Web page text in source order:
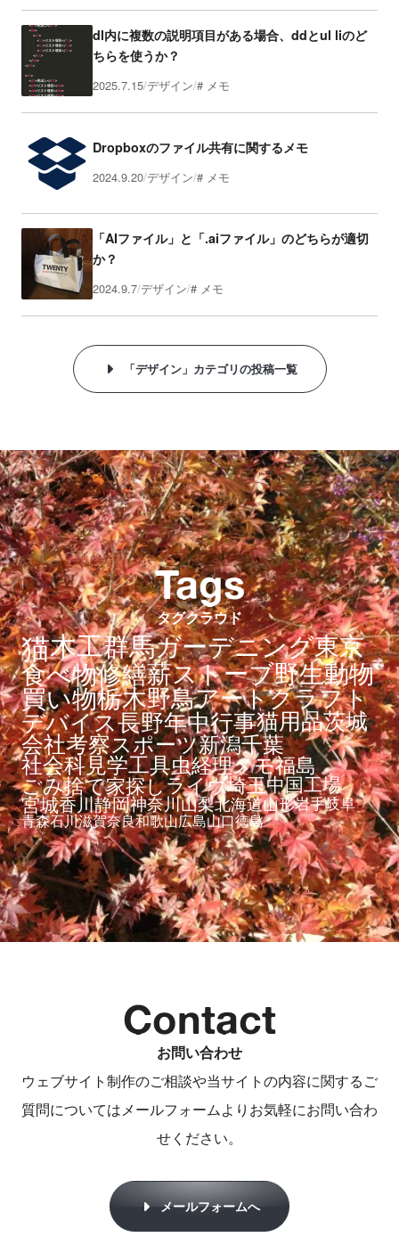
dl内に複数の説明項目がある場合、ddとul liのど
ちらを使うか？
2025.7.15 デザイン メモ
Dropboxのファイル共有に関するメモ
2024.9.20 デザイン メモ
「AIファイル」と「.aiファイル」のどちらが適切
か？
2024.9.7 デザイン メモ
「デザイン」カテゴリの投稿一覧
タグクラウド
Tags
猫木工群馬ガーデニング東京
食べ物修繕薪ストーブ野生動物
買い物栃木野鳥アートクラフト
デバイス長野年中行事猫用品茨城
会社考察スポーツ新潟千葉
社会科見学工具虫経理メモ福島
ごみ捨て家探しライヴ埼玉中国工場
宮城香川静岡神奈川山梨北海道山形岩手岐阜
青森石川滋賀奈良和歌山広島山口徳島
お問い合わせ
Contact
ウェブサイト制作のご相談や当サイトの内容に関するご
質問についてはメールフォームよりお気軽にお問い合わ
せください。
メールフォームへ